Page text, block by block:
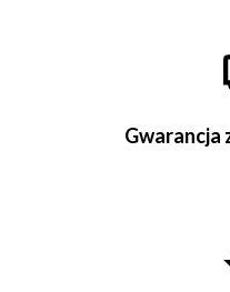
Gwarancja